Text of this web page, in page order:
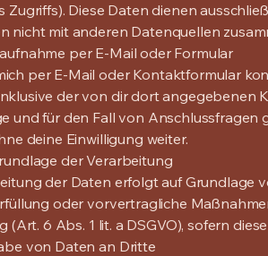
Zugriffs). Diese Daten dienen
nicht mit anderen Datenquellen
per E-Mail oder Formular
per E-Mail oder Kontaktformular
der von dir dort angegebenen
und für den Fall von Anschlussfragen
deine Einwilligung weiter.
der Verarbeitung
der Daten erfolgt auf Grundlage
oder vorvertragliche
(Art. 6 Abs. 1 lit. a DSGVO), sofern
von Daten an Dritte